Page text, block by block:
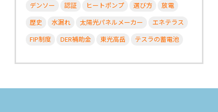
デンソー
認証 ヒートポンプ 選び方
放電
歴史
水漏れ 太陽光パネルメーカー
エネテラス
FIP制度
DER補助金 東光高岳 テスラの蓄電池